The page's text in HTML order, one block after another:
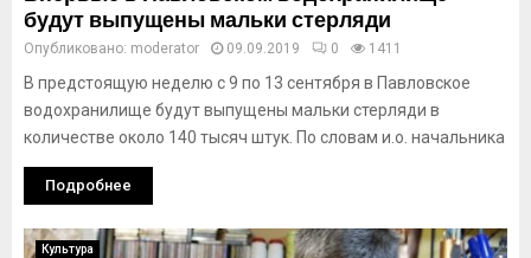
будут выпущены мальки стерляди
Опубликовано: moderator 09.09.2019 0 1411
В предстоящую неделю с 9 по 13 сентября в Павловское
водохранилище будут выпущены мальки стерляди в
количестве около 140 тысяч штук. По словам и.о. начальника
Подробнее
Культура